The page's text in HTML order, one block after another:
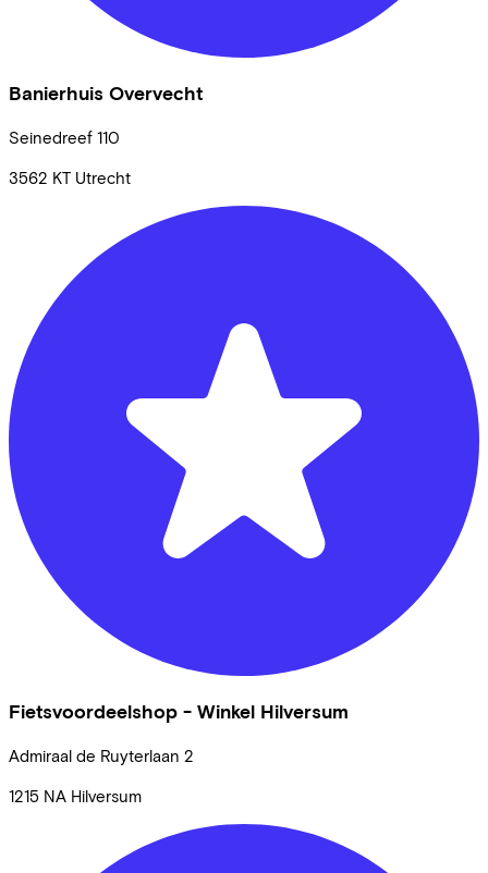
Banierhuis Overvecht
Seinedreef 110
3562 KT Utrecht
Fietsvoordeelshop - Winkel Hilversum
Admiraal de Ruyterlaan 2
1215 NA Hilversum